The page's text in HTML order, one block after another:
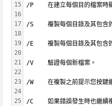
15
16
17
18
19
20
21
22
23
24
25
/P    在建立每個目的檔案時
/S    複製每個目錄及其包含
/E    複製每個目錄及其包含
/V    驗證每個新檔案。
/W    在複製之前提示您按鍵
/C    如果錯誤發生時也繼續